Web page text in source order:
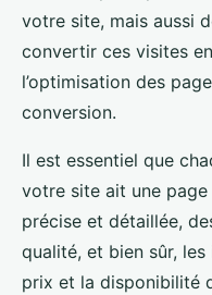
votre site, mais aussi
convertir ces visites
l’optimisation des
conversion.
Il est essentiel que
votre site ait une
précise et détaillée,
qualité, et bien sûr,
prix et la disponibilité